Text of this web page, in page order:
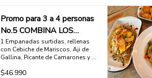
TU ELECCION, (favor indicar cuales
en las INSTRUCCIONES
ESPECIALES)
Promo para 3 a 4 personas
No.5 COMBINA LOS
FONDOS A TU ELECCION
1 Empanadas surtidas, rellenas
con Cebiche de Mariscos, Aji de
Gallina, Picante de Camarones y
Saltado con Pollo y vegetales, O 1
$46.990